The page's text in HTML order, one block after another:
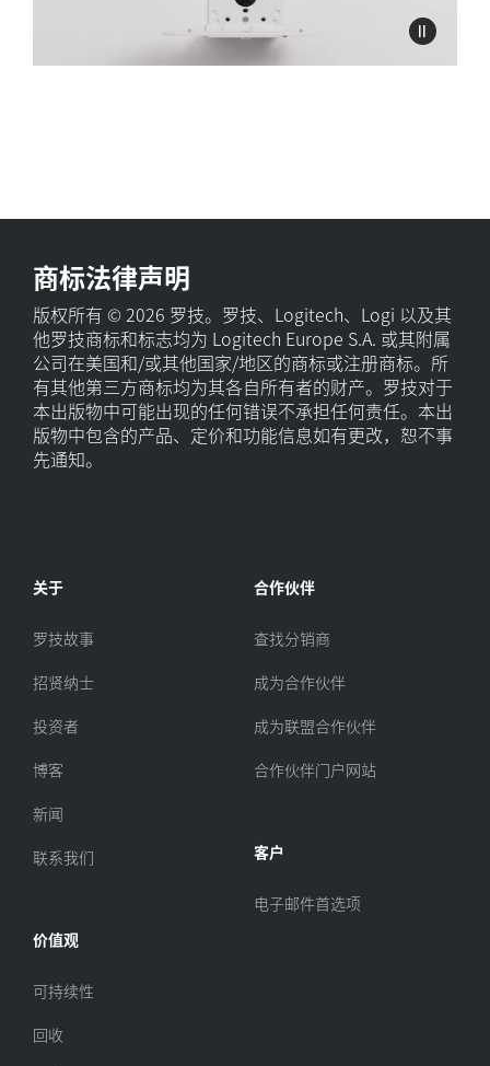
商标法律声明
版权所有 © 2026 罗技。罗技、Logitech、Logi 以及其
他罗技商标和标志均为 Logitech Europe S.A. 或其附属
公司在美国和/或其他国家/地区的商标或注册商标。所
有其他第三方商标均为其各自所有者的财产。罗技对于
本出版物中可能出现的任何错误不承担任何责任。本出
版物中包含的产品、定价和功能信息如有更改，恕不事
先通知。
关于
罗技故事
招贤纳士
投资者
博客
新闻
联系我们
价值观
可持续性
回收
合作伙伴
查找分销商
成为合作伙伴
成为联盟合作伙伴
合作伙伴门户网站
客户
电子邮件首选项